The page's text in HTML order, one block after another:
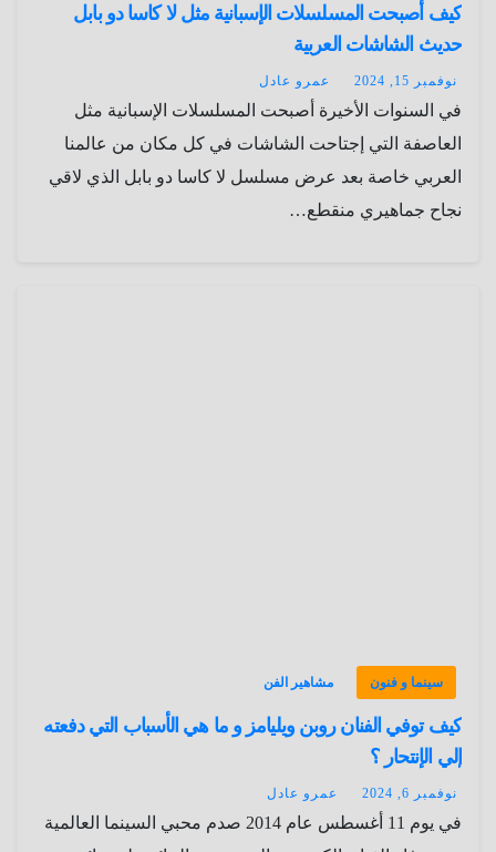
كيف أصبحت المسلسلات الإسبانية مثل لا كاسا دو بابل
حديث الشاشات العربية
نوفمبر 15, 2024 عمرو عادل
في السنوات الأخيرة أصبحت المسلسلات الإسبانية مثل
العاصفة التي إجتاحت الشاشات في كل مكان من عالمنا
العربي خاصة بعد عرض مسلسل لا كاسا دو بابل الذي لاقي
نجاح جماهيري منقطع…
سينما و فنون مشاهير الفن
كيف توفي الفنان روبن ويليامز و ما هي الأسباب التي دفعته
إلي الإنتحار ؟
نوفمبر 6, 2024 عمرو عادل
في يوم 11 أغسطس عام 2014 صدم محبي السينما العالمية